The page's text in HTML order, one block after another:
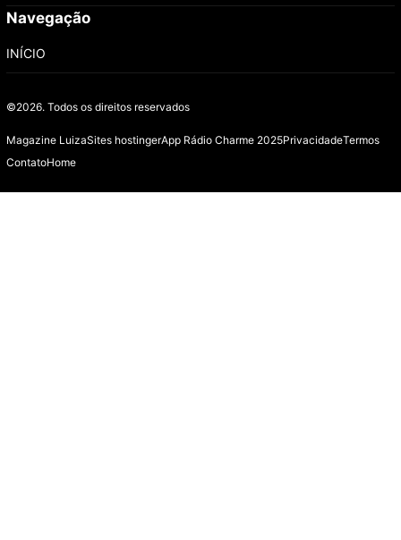
Navegação
INÍCIO
©2026. Todos os direitos reservados
Magazine LuizaSites hostingerApp Rádio Charme 2025PrivacidadeTermos
ContatoHome